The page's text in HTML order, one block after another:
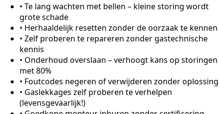
• Te lang wachten met bellen – kleine storing wordt
grote schade
• Herhaaldelijk resetten zonder de oorzaak te kennen
• Zelf proberen te repareren zonder gastechnische
kennis
• Onderhoud overslaan – verhoogt kans op storingen
met 80%
• Foutcodes negeren of verwijderen zonder oplossing
• Gaslekkages zelf proberen te verhelpen
(levensgevaarlijk!)